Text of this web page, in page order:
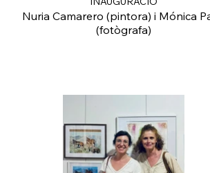
Nuria Camarero (pintora) i Mónica
(fotògrafa)